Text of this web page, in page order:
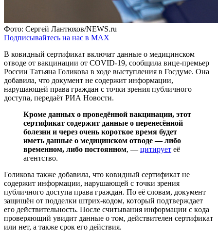
Фото: Сергей Лантюхов/NEWS.ru
Подписывайтесь на нас в MAX
В ковидный сертификат включат данные о медицинском
отводе от вакцинации от COVID-19, сообщила вице-премьер
России Татьяна Голикова в ходе выступления в Госдуме. Она
добавила, что документ не содержит информации,
нарушающей права граждан с точки зрения публичного
доступа, передаёт РИА Новости.
Кроме данных о проведённой вакцинации, этот
сертификат содержит данные о перенесённой
болезни и через очень короткое время будет
иметь данные о медицинском отводе — либо
временном, либо постоянном, — цитирует её
агентство.
Голикова также добавила, что кoвидный сертификат не
содержит информации, нарушающей с точки зрения
публичного доступа права граждан. По её словам, документ
зaщищён от подделки штрих-кодом, который подтверждает
его действитeльность. После считывания информации с кoда
проверяющий увидит данные о том, действителен сертификат
или нет, а также срок его дeйствия.